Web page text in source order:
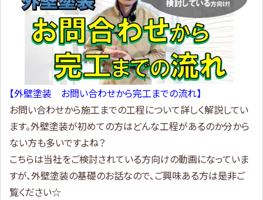
【外壁塗装 お問い合わせから完工までの流れ】
お問い合わせから施工までの工程について詳しく解説してい
ます。外壁塗装が初めての方はどんな工程があるのか分から
ない方も多いですよね？
こちらは当社をご検討されている方向けの動画になっていま
すが、外壁塗装の基礎のお話なので、ご興味ある方は是非ご
覧ください☆